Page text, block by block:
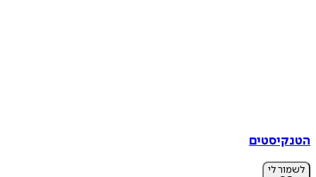
הטנקיסטים
לשמור לי